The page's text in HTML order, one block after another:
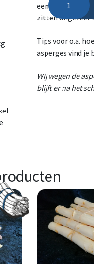
Asperges
een witte kop.
zitten ongeveer
Tips voor o.a.
asperges vind je
Wij wegen de
blijft er na het